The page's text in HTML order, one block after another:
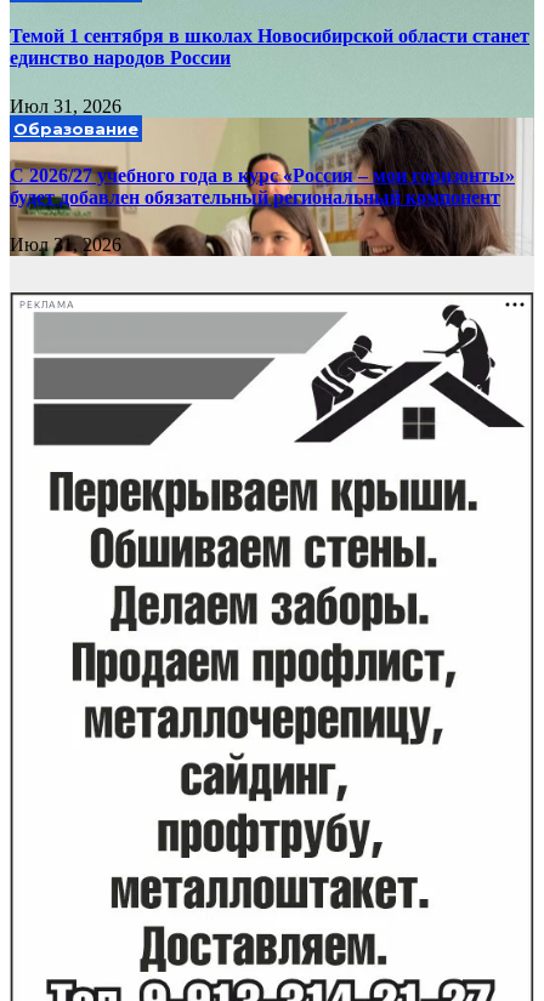
Темой 1 сентября в школах Новосибирской области станет
единство народов России
Июл 31, 2026
Образование
С 2026/27 учебного года в курс «Россия – мои горизонты»
будет добавлен обязательный региональный компонент
Июл 31, 2026
РЕКЛАМА